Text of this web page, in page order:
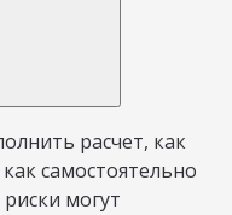
расчет, как
самостоятельно
могут